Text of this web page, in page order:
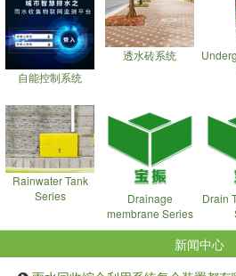
自能控制系统
透水砖系统
Rainwater Tank
Series
Drainage
membrane Series
Drain
新闻中心